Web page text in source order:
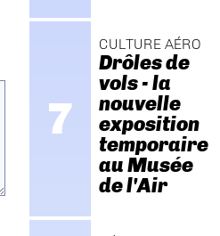
CULTURE AÉRO
Drôles de
vols - la
nouvelle
exposition
temporaire
au Musée
de l'Air